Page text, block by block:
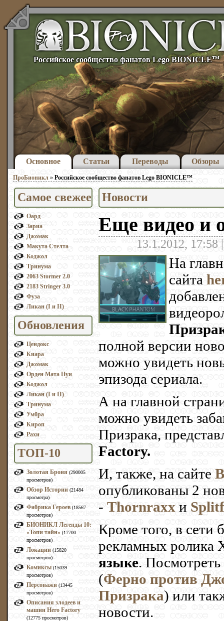
Российское сообщество фанатов Lego BIONICLEтм
Основное Статьи Переводы Обзоры
ПроБионикл » Российское сообщество фанатов Lego BIONICLE™
Самое свежее
Оард
Зариа
Джомак
Макута Стелта
Коджол
Тринума
2063 Stormer 2.0
2183 Stringer 3.0
Фуза
Ликан (I и II)
Обновления
Цендокс
Киара
Джомак
Орден Мата Нуи
Коджол
Ликан (I и II)
Тринума
Умбра
Кироп
Рахи
ТОП-10
Золотая Броня (290005
просмотров)
Обзор Истории (21484
просмотра)
Фабрика Героев (18567
просмотров)
БИОНИКЛ Легенды 10:
«Топи тайн» (17700
просмотров)
Локации (15820
просмотров)
Комиксы (15039
просмотров)
Персонажи (13445
просмотров)
Описания злодеев и
машин Hero Factory
(12775 просмотров)
Новости
Еще видео и
13.1.2012, 17:58
На
сайта
полной версии
можно увидеть
эпизода сериала.
А на главной
можно увидеть
Призрака,
Factory.
И, также, на сайте
опубликованы 2
- Thornraxx и
Кроме того, в
рекламных
языке.
(Ферно против
Призрака) или
новости.